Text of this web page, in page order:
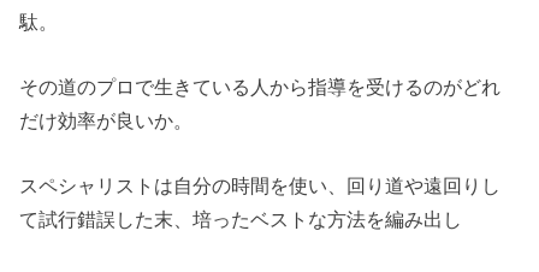
駄。
その道のプロで生きている人から指導を受けるのがどれ
だけ効率が良いか。
スペシャリストは自分の時間を使い、回り道や遠回りし
て試行錯誤した末、培ったベストな方法を編み出し